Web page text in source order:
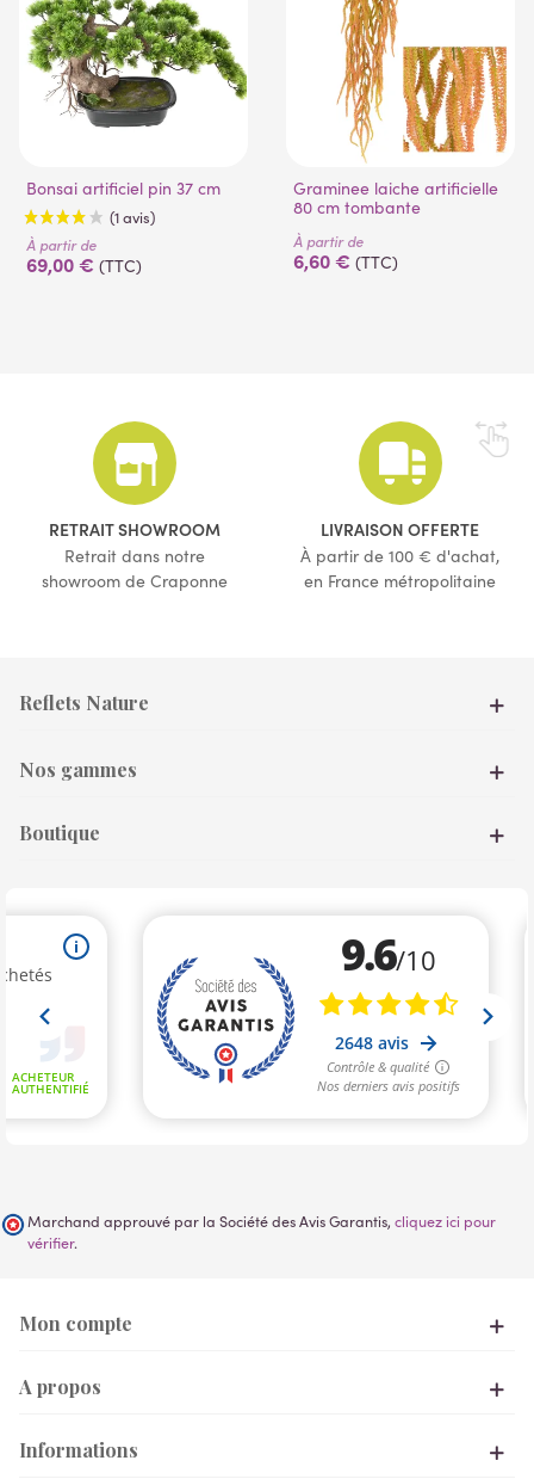
Bonsai artificiel pin 37 cm
(1 avis)
À partir de
69,00 € (TTC)
Graminee laiche artificielle
80 cm tombante
À partir de
6,60 € (TTC)
RETRAIT SHOWROOM
Retrait dans notre
showroom de Craponne
LIVRAISON OFFERTE
À partir de 100 € d'achat,
en France métropolitaine
Reflets Nature
Nos gammes
Boutique
Marchand approuvé par la Société des Avis Garantis, cliquez ici pour
vérifier.
Mon compte
A propos
Informations